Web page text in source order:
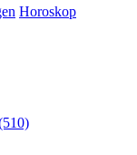
Horoskop